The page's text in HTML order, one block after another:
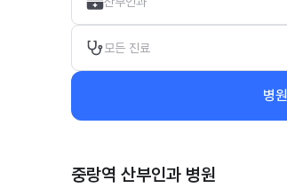
모든 진료
병
중랑역 산부인과 병원